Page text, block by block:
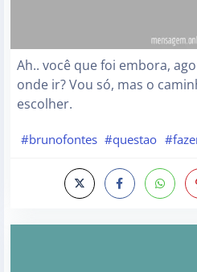
Ah.. você que foi embora,
onde ir? Vou só, mas o
escolher.
#brunofontes #questao